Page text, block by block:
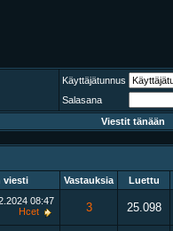
Käyttäjätunnus
Salasana
Viestit tänään
viesti Vastauksia Luettu
08:47
Hcet
3 25.098